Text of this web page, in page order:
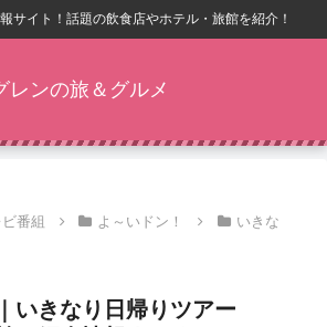
サイト！話題の飲食店やホテル・旅館を紹介！
レンの旅＆グルメ
番組 よ～いドン！
いきな
いきなり日帰りツアー